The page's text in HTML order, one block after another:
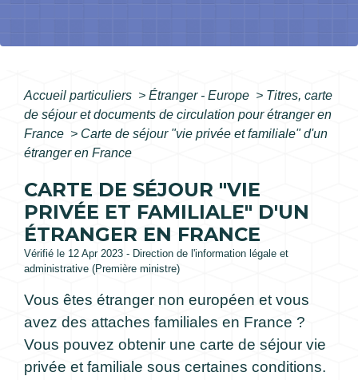
Accueil particuliers > Étranger - Europe > Titres, carte
de séjour et documents de circulation pour étranger en
France > Carte de séjour "vie privée et familiale" d'un
étranger en France
CARTE DE SÉJOUR "VIE
PRIVÉE ET FAMILIALE" D'UN
ÉTRANGER EN FRANCE
Vérifié le 12 Apr 2023 - Direction de l'information légale et
administrative (Première ministre)
Vous êtes étranger non européen et vous
avez des attaches familiales en France ?
Vous pouvez obtenir une carte de séjour vie
privée et familiale sous certaines conditions.